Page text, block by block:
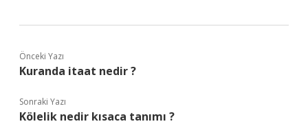
Önceki Yazı
Kuranda itaat nedir ?
Sonraki Yazı
Kölelik nedir kısaca tanımı ?